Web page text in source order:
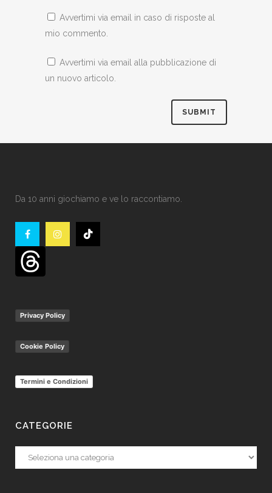
Avvertimi via email in caso di risposte al
mio commento.
Avvertimi via email alla pubblicazione di
un nuovo articolo.
Da 10 anni giochiamo e ve lo raccontiamo.
Privacy Policy
Cookie Policy
Termini e Condizioni
CATEGORIE
Categorie